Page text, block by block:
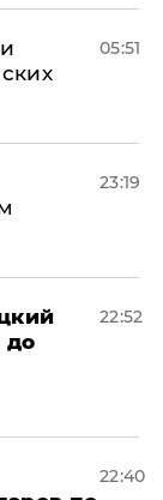
05:51
23:19
до
22:52
22:40